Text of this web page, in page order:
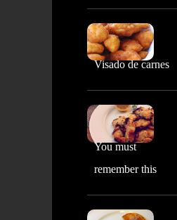
Visado de carnes
You must
remember this